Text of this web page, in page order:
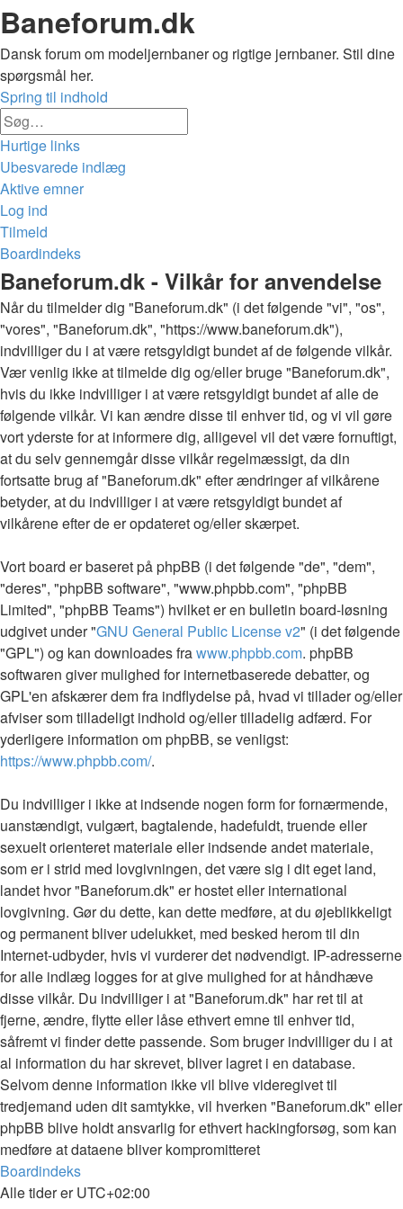
Baneforum.dk
Dansk forum om modeljernbaner og rigtige jernbaner. Stil dine
spørgsmål her.
Spring til indhold
Hurtige links
Ubesvarede indlæg
Aktive emner
Log ind
Tilmeld
Boardindeks
Søg
Baneforum.dk - Vilkår for anvendelse
Når du tilmelder dig "Baneforum.dk" (i det følgende "vi", "os",
"vores", "Baneforum.dk", "https://www.baneforum.dk"),
indvilliger du i at være retsgyldigt bundet af de følgende vilkår.
Vær venlig ikke at tilmelde dig og/eller bruge "Baneforum.dk",
hvis du ikke indvilliger i at være retsgyldigt bundet af alle de
følgende vilkår. Vi kan ændre disse til enhver tid, og vi vil gøre
vort yderste for at informere dig, alligevel vil det være fornuftigt,
at du selv gennemgår disse vilkår regelmæssigt, da din
fortsatte brug af "Baneforum.dk" efter ændringer af vilkårene
betyder, at du indvilliger i at være retsgyldigt bundet af
vilkårene efter de er opdateret og/eller skærpet.
Vort board er baseret på phpBB (i det følgende "de", "dem",
"deres", "phpBB software", "www.phpbb.com", "phpBB
Limited", "phpBB Teams") hvilket er en bulletin board-løsning
udgivet under "GNU General Public License v2" (i det følgende
"GPL") og kan downloades frawww.phpbb.com. phpBB
softwaren giver mulighed for internetbaserede debatter, og
GPL'en afskærer dem fra indflydelse på, hvad vi tillader og/eller
afviser som tilladeligt indhold og/eller tilladelig adfærd. For
yderligere information om phpBB, se venligst:
https://www.phpbb.com/.
Du indvilliger i ikke at indsende nogen form for fornærmende,
uanstændigt, vulgært, bagtalende, hadefuldt, truende eller
sexuelt orienteret materiale eller indsende andet materiale,
som er i strid med lovgivningen, det være sig i dit eget land,
landet hvor "Baneforum.dk" er hostet eller international
lovgivning. Gør du dette, kan dette medføre, at du øjeblikkeligt
og permanent bliver udelukket, med besked herom til din
Internet-udbyder, hvis vi vurderer det nødvendigt. IP-adresserne
for alle indlæg logges for at give mulighed for at håndhæve
disse vilkår. Du indvilliger i at "Baneforum.dk" har ret til at
fjerne, ændre, flytte eller låse ethvert emne til enhver tid,
såfremt vi finder dette passende. Som bruger indvilliger du i at
al information du har skrevet, bliver lagret i en database.
Selvom denne information ikke vil blive videregivet til
tredjemand uden dit samtykke, vil hverken "Baneforum.dk" eller
phpBB blive holdt ansvarlig for ethvert hackingforsøg, som kan
medføre at dataene bliver kompromitteret
Boardindeks
Alle tider erUTC+02:00